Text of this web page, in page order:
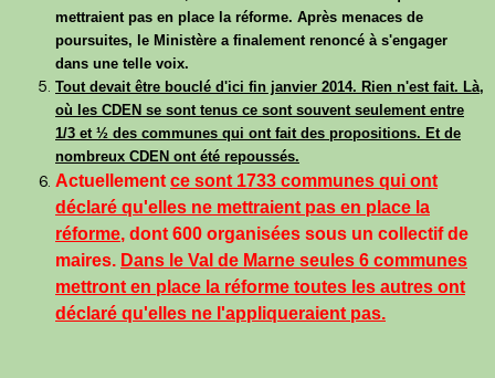
mettraient pas en place la réforme. Après menaces de
poursuites, le Ministère a finalement renoncé à s'engager
dans une telle voix.
Tout devait être bouclé d'ici fin janvier 2014. Rien n'est fait. Là,
où les CDEN se sont tenus ce sont souvent seulement entre
1/3 et ½ des communes qui ont fait des propositions. Et de
nombreux CDEN ont été repoussés.
Actuellement ce sont 1733 communes qui ont
déclaré qu'elles ne mettraient pas en place la
réforme, dont 600 organisées sous un collectif de
maires. Dans le Val de Marne seules 6 communes
mettront en place la réforme toutes les autres ont
déclaré qu'elles ne l'appliqueraient pas.